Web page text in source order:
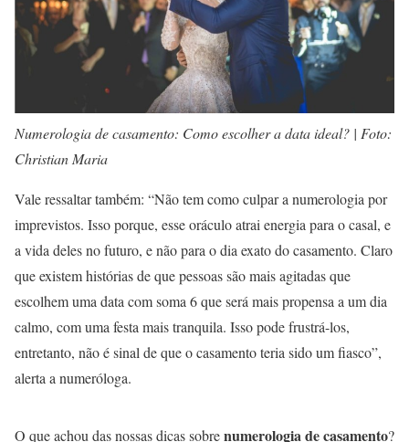
Numerologia de casamento: Como escolher a data ideal? | Foto:
Christian Maria
Vale ressaltar também: “Não tem como culpar a numerologia por
imprevistos. Isso porque, esse oráculo atrai energia para o casal, e
a vida deles no futuro, e não para o dia exato do casamento. Claro
que existem histórias de que pessoas são mais agitadas que
escolhem uma data com soma 6 que será mais propensa a um dia
calmo, com uma festa mais tranquila. Isso pode frustrá-los,
entretanto, não é sinal de que o casamento teria sido um fiasco”,
alerta a numeróloga.
O que achou das nossas dicas sobrenumerologia de casamento?